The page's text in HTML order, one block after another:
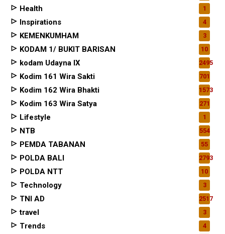
Health 1
Inspirations 4
KEMENKUMHAM 3
KODAM 1/ BUKIT BARISAN 10
kodam Udayna IX 2495
Kodim 161 Wira Sakti 701
Kodim 162 Wira Bhakti 1573
Kodim 163 Wira Satya 271
Lifestyle 1
NTB 554
PEMDA TABANAN 55
POLDA BALI 2793
POLDA NTT 10
Technology 3
TNI AD 2517
travel 3
Trends 4